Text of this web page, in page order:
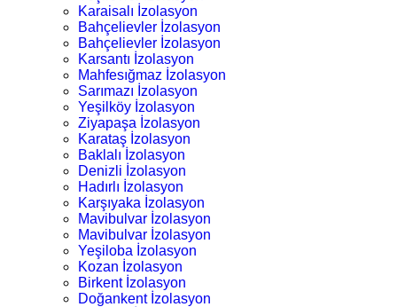
Karaisalı İzolasyon
Bahçelievler İzolasyon
Bahçelievler İzolasyon
Karsantı İzolasyon
Mahfesığmaz İzolasyon
Sarımazı İzolasyon
Yeşilköy İzolasyon
Ziyapaşa İzolasyon
Karataş İzolasyon
Baklalı İzolasyon
Denizli İzolasyon
Hadırlı İzolasyon
Karşıyaka İzolasyon
Mavibulvar İzolasyon
Mavibulvar İzolasyon
Yeşiloba İzolasyon
Kozan İzolasyon
Birkent İzolasyon
Doğankent İzolasyon